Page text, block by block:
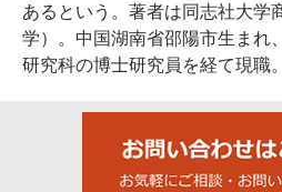
あるという。著者は同志社大学
学）。中国湖南省邵陽市生まれ
研究科の博士研究員を経て現職。